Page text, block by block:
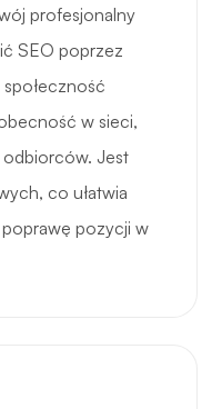
profesjonalny
SEO poprzez
w sieci,
Jest
co ułatwia
pozycji w